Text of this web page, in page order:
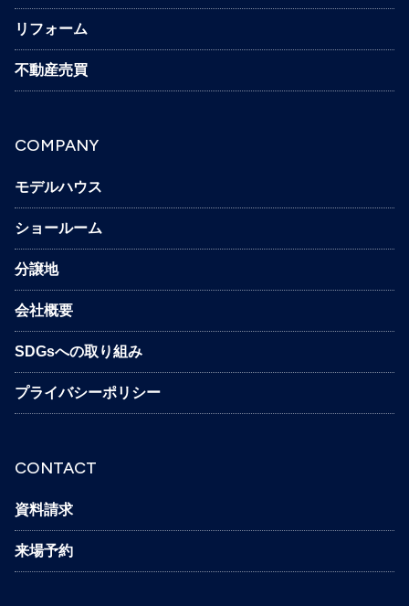
リフォーム
不動産売買
COMPANY
モデルハウス
ショールーム
分譲地
会社概要
SDGsへの取り組み
プライバシーポリシー
CONTACT
資料請求
来場予約